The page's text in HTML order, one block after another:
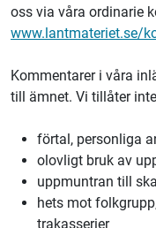
oss via våra ordinarie
www.lantmateriet.se/
Kommentarer i våra
till ämnet. Vi tillåter
förtal, personliga
olovligt bruk av
uppmuntran till
hets mot
trakasserier